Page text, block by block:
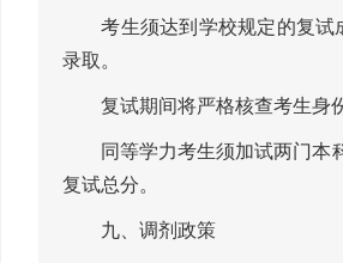
考生须达到学校规定的复试成
录取。
复试期间将严格核查考生身份
同等学力考生须加试两门本科
复试总分。
九、调剂政策